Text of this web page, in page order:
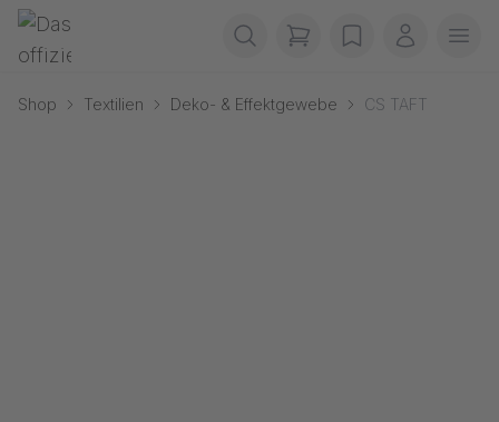
Navigation überspringen
Gerriets
items in cart, view
wishlistMein
Shop Textilien Deko- & Effektgewebe CS TAFT